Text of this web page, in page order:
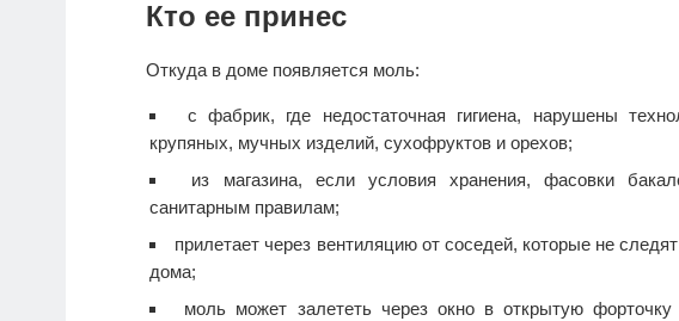
Кто ее принес
Откуда в доме появляется моль:
с фабрик, где недостаточная гигиена, нарушены
крупяных, мучных изделий, сухофруктов и орехов;
из магазина, если условия хранения, фасовки
санитарным правилам;
прилетает через вентиляцию от соседей, которые не
дома;
моль может залететь через окно в открытую форточку